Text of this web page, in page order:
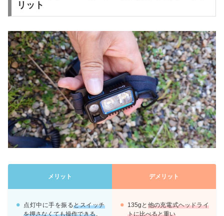
リット
メリット デメリット
点灯中に手を振るとスイッチ
を押さなくても操作できる。
135gと 他の充電式ヘッドライ
トに比べると重い